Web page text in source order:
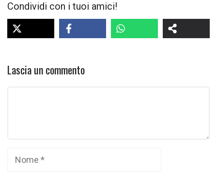
Condividi con i tuoi amici!
Lascia un commento